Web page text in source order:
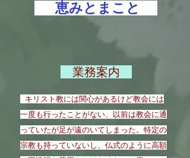
恵みとまこと
​ 業務案内
キリスト教には関心があるけど教会には
一度も行ったことがない、
以前は教会に通
っていたが足が遠のいてしまった。 特定の
宗教も持っていないし、仏式のように高額